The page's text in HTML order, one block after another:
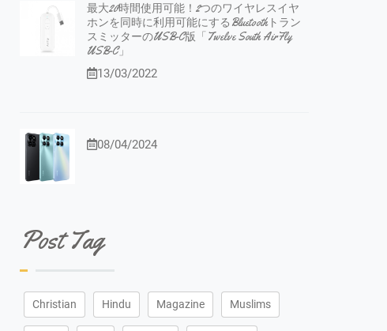
最大20時間使用可能！2つのワイヤレスイヤ
ホンを同時に利用可能にするBluetoothトラン
スミッターのUSB-C版「Twelve South AirFly
USB-C」
13/03/2022
08/04/2024
Post Tag
Christian Hindu Magazine Muslims